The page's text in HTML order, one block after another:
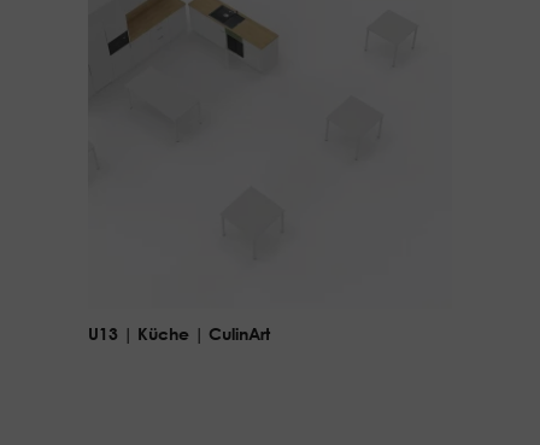
U13 | Küche | CulinArt